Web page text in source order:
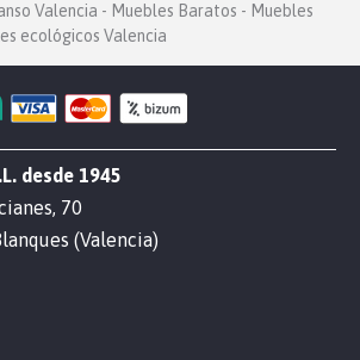
Valencia - Muebles Baratos - Muebles
ecológicos Valencia
desde 1945
70
(Valencia)